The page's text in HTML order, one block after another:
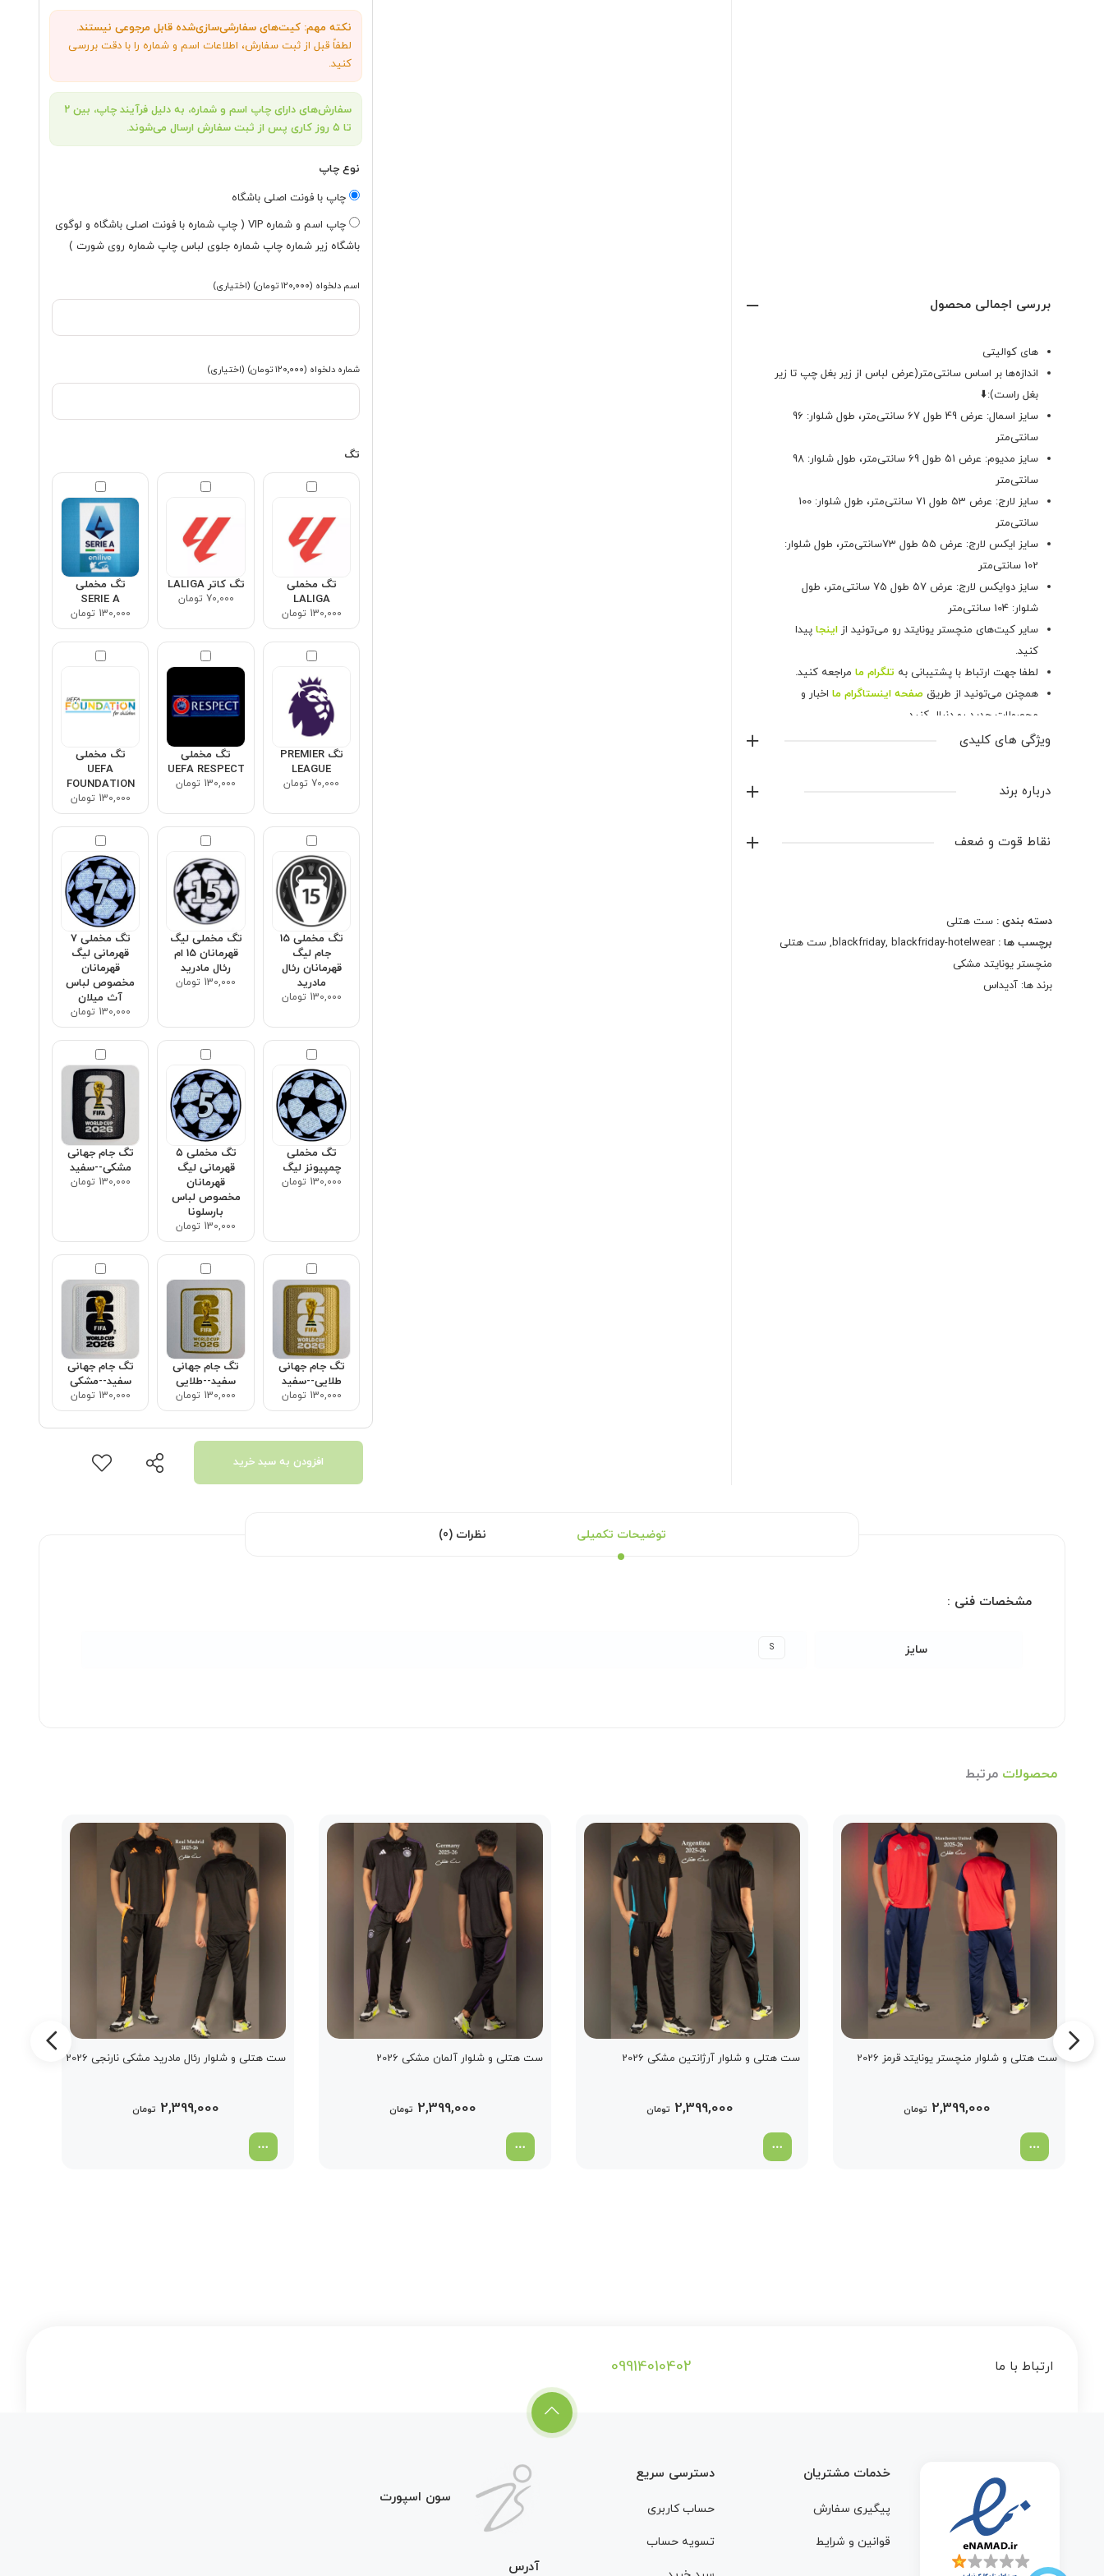
بررسی اجمالی محصول
های کوالیتی
اندازه‌ها بر اساس سانتی‌متر(عرض لباس از زیر بغل چپ تا زیر
بغل راست):⬇️
سایز اسمال: عرض 49 طول 67 سانتی‌متر، طول شلوار: 96
سانتی‌متر
سایز مدیوم: عرض 51 طول 69 سانتی‌متر، طول شلوار: 98
سانتی‌متر
سایز لارج: عرض 53 طول 71 سانتی‌متر، طول شلوار: 100
سانتی‌متر
سایز ایکس لارج: عرض 55 طول 73سانتی‌متر، طول شلوار:
102 سانتی‌متر
سایز دوایکس لارج: عرض 57 طول 75 سانتی‌متر، طول
شلوار: 104 سانتی‌متر
سایر کیت‌های منچستر یونایتد رو می‌تونید از اینجا پیدا
کنید.
لطفا جهت ارتباط با پشتیبانی به تلگرام ما مراجعه کنید.
همچنن می‌تونید از طریق صفحه اینستاگرام ما اخبار و
محصولات جدید رو دنبال کنید.
ویژگی های کلیدی
لوگو دوخت
دمپای شلوار زیپدار
درباره برند
نقاط قوت و ضعف
دسته بندی : ست هتلی
برچسب ها :
blackfriday, blackfriday-hotelwear
, ست هتلی
منچستر یونایتد مشکی
برند ها: آدیداس
نکته مهم: کیت‌های سفارشی‌سازی‌شده قابل مرجوعی نیستند.
لطفاً قبل از ثبت سفارش، اطلاعات اسم و شماره را با دقت بررسی
کنید.
سفارش‌های دارای چاپ اسم و شماره، به دلیل فرآیند چاپ، بین ۲
تا ۵ روز کاری پس از ثبت سفارش ارسال می‌شوند.
نوع چاپ
چاپ با فونت اصلی باشگاه
چاپ اسم و شماره VIP ( چاپ شماره با فونت اصلی باشگاه و لوگوی
باشگاه زیر شماره چاپ شماره جلوی لباس چاپ شماره روی شورت )
اسم دلخواه (۱۲۰٬۰۰۰ تومان) (اختیاری)
شماره دلخواه (۱۲۰٬۰۰۰ تومان) (اختیاری)
تگ
تگ مخملی
LALIGA
130,000 تومان
تگ کاتر LALIGA
70,000 تومان
تگ مخملی
SERIE A
130,000 تومان
تگ PREMIER
LEAGUE
70,000 تومان
تگ مخملی
UEFA RESPECT
130,000 تومان
تگ مخملی
UEFA
FOUNDATION
130,000 تومان
تگ مخملی 15
جام لیگ
قهرمانان رئال
مادرید
130,000 تومان
تگ مخملی لیگ
قهرمانان 15 ام
رئال مادرید
130,000 تومان
تگ مخملی ۷
قهرمانی لیگ
قهرمانان
مخصوص لباس
آث میلان
130,000 تومان
تگ مخملی
چمپیونز لیگ
130,000 تومان
تگ مخملی ۵
قهرمانی لیگ
قهرمانان
مخصوص لباس
بارسلونا
130,000 تومان
تگ جام جهانی
مشکی--سفید
130,000 تومان
تگ جام جهانی
طلایی--سفید
130,000 تومان
تگ جام جهانی
سفید--طلایی
130,000 تومان
تگ جام جهانی
سفید--مشکی
130,000 تومان
افزودن به سبد خرید
توضیحات تکمیلی نظرات (0)
مشخصات فنی :
سایز S
محصولات مرتبط
ست هتلی و شلوار منچستر یونایتد قرمز 2026
2,399,000 تومان
ست هتلی و شلوار آرژانتین مشکی 2026
2,399,000 تومان
ست هتلی و شلوار آلمان مشکی 2026
2,399,000 تومان
ست هتلی و شلوار رئال مادرید مشکی نارنجی 2026
2,399,000 تومان
ارتباط با ما 09914010402
خدمات مشتریان
پیگیری سفارش
قوانین و شرایط
دسترسی سریع
حساب کاربری
تسویه حساب
سون اسپورت
آدرس